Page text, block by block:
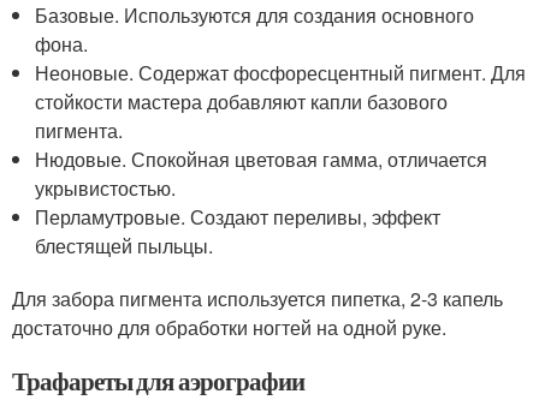
Базовые. Используются для создания основного
фона.
Неоновые. Содержат фосфоресцентный пигмент. Для
стойкости мастера добавляют капли базового
пигмента.
Нюдовые. Спокойная цветовая гамма, отличается
укрывистостью.
Перламутровые. Создают переливы, эффект
блестящей пыльцы.
Для забора пигмента используется пипетка, 2-3 капель
достаточно для обработки ногтей на одной руке.
Трафареты для аэрографии